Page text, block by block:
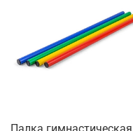
Палка гимнастическая